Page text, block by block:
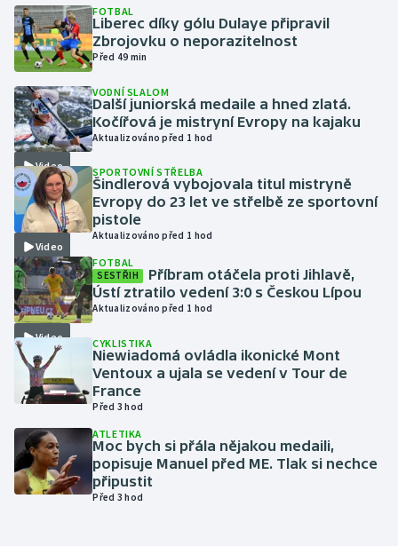
Gymnastika
Házená
Jezdectví
Judo
Krasobruslení
Lezení
Lyže a snowboard
Moderní pětiboj
Motorsport
Olympijské hry
Parasport
Plavání
FOTBAL
Liberec díky gólu Dulaye připravil
Zbrojovku o neporazitelnost
Před 49 min
Video
VODNÍ SLALOM
Další juniorská medaile a hned zlatá.
Kočířová je mistryní Evropy na kajaku
Aktualizováno před 1 hod
Video
SPORTOVNÍ STŘELBA
Šindlerová vybojovala titul mistryně
Evropy do 23 let ve střelbě ze sportovní
pistole
Aktualizováno před 1 hod
Video
FOTBAL
SESTŘIH
Příbram otáčela proti Jihlavě,
Ústí ztratilo vedení 3:0 s Českou Lípou
Aktualizováno před 1 hod
CYKLISTIKA
Niewiadomá ovládla ikonické Mont
Ventoux a ujala se vedení v Tour de
France
Před 3 hod
ATLETIKA
Moc bych si přála nějakou medaili,
popisuje Manuel před ME. Tlak si nechce
připustit
Před 3 hod